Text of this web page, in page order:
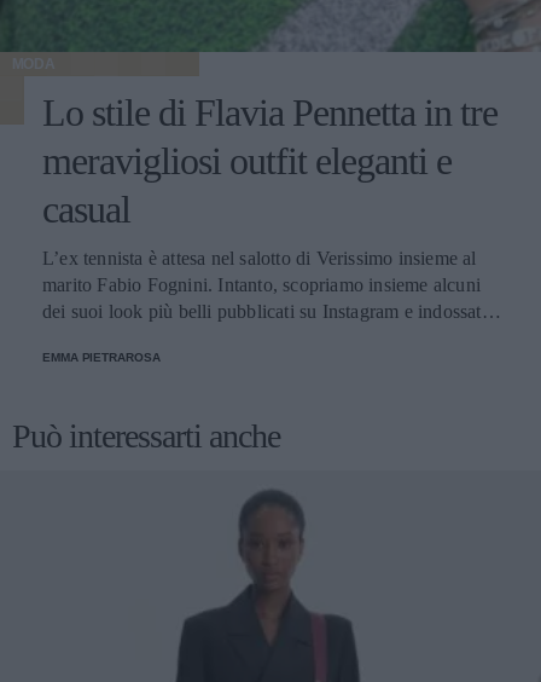
MODA
Lo stile di Flavia Pennetta in tre
meravigliosi outfit eleganti e
casual
L’ex tennista è attesa nel salotto di Verissimo insieme al
marito Fabio Fognini. Intanto, scopriamo insieme alcuni
dei suoi look più belli pubblicati su Instagram e indossati
EMMA PIETRAROSA
Può interessarti anche